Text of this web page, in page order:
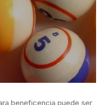
beneficencia puede ser